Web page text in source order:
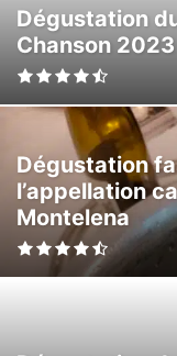
Dégustation
Chanson
Dégustation
l’appellation
Montelena